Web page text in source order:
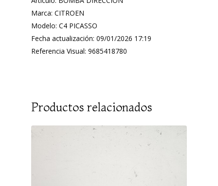
Marca: CITROEN
Modelo: C4 PICASSO
Fecha actualización: 09/01/2026 17:19
Referencia Visual: 9685418780
Productos relacionados